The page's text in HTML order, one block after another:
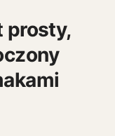
prosty,